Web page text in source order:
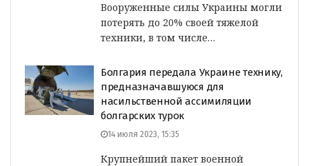
Вооруженные силы Украины могли
потерять до 20% своей тяжелой
техники, в том числе…
Болгария передала Украине технику,
предназначавшуюся для
насильственной ассимиляции
болгарских турок
14 июля 2023, 15:35
Крупнейший пакет военной